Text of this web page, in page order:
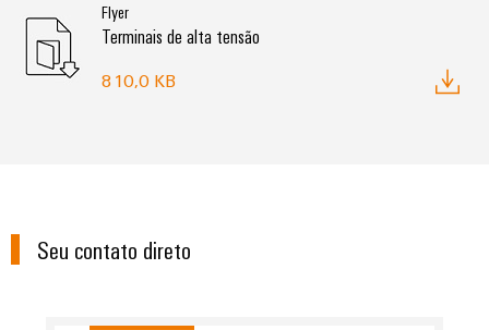
Flyer
Terminais de alta tensão
810,0 KB
Seu contato direto